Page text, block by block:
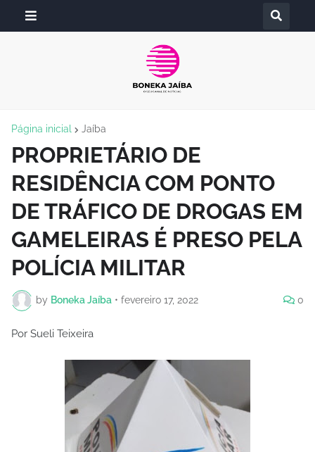
Página inicial Jaíba
PROPRIETÁRIO DE
RESIDÊNCIA COM PONTO
DE TRÁFICO DE DROGAS EM
GAMELEIRAS É PRESO PELA
POLÍCIA MILITAR
by Boneka Jaíba • fevereiro 17, 2022 0
Por Sueli Teixeira